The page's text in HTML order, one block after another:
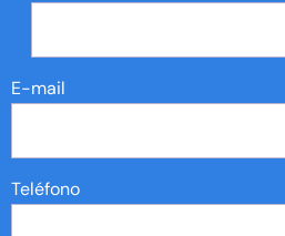
E-mail
Teléfono